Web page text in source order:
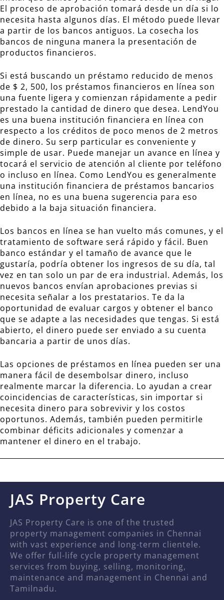
El proceso de aprobación tomará desde un día si lo
necesita hasta algunos días. El método puede llevar
a partir de los bancos antiguos. La cosecha los
bancos de ninguna manera la presentación de
productos financieros.
Si está buscando un préstamo reducido de menos
de $ 2, 500, los préstamos financieros en línea son
una fuente ligera y comienzan rápidamente a pedir
prestado la cantidad de dinero que desea. LendYou
es una buena institución financiera en línea con
respecto a los créditos de poco menos de 2 metros
de dinero. Su serp particular es conveniente y
simple de usar. Puede manejar un avance en línea y
tocará el servicio de atención al cliente por teléfono
o incluso en línea. Como LendYou es generalmente
una institución financiera de préstamos bancarios
en línea, no es una buena sugerencia para eso
debido a la baja situación financiera.
Los bancos en línea se han vuelto más comunes, y el
tratamiento de software será rápido y fácil. Buen
banco estándar y el tamaño de avance que le
gustaría, podría obtener los ingresos de su día, tal
vez en tan solo un par de era industrial. Además, los
nuevos bancos envían aprobaciones previas si
necesita señalar a los prestatarios. Te da la
oportunidad de evaluar cargos y obtener el banco
que se adapte a las necesidades que tengas. Si está
abierto, el dinero puede ser enviado a su cuenta
bancaria a partir de unos días.
Las opciones de préstamos en línea pueden ser una
manera fácil de desembolsar dinero, incluso
realmente marcar la diferencia. Lo ayudan a crear
coincidencias de características, sin importar si
necesita dinero para sobrevivir y los costos
oportunos. Además, también pueden permitirle
combinar déficits adicionales y comenzar a
mantener el dinero en el trabajo.
JAS Property Care
JAS Property Care is one of the trusted
property management companies in Chennai
with vast experience and long-term clientele.
We offer full-life cycle property management
services from buying, selling, monitoring,
maintenance and management in Chennai and
Tamilnadu.